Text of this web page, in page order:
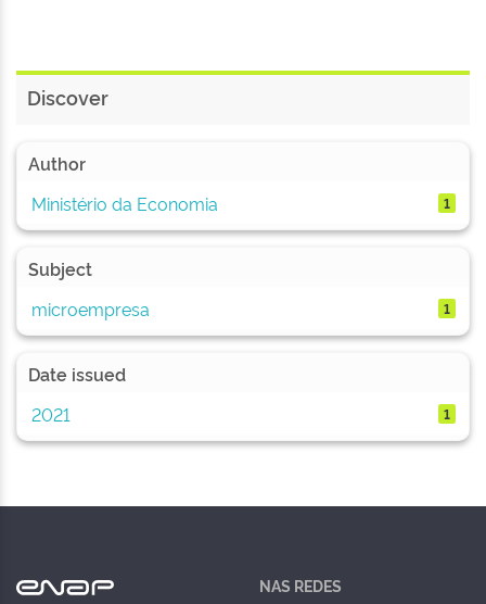
Discover
Author
Ministério da Economia
1
Subject
microempresa
1
Date issued
2021
1
NAS REDES